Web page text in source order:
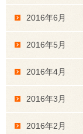
2016年6月
2016年5月
2016年4月
2016年3月
2016年2月